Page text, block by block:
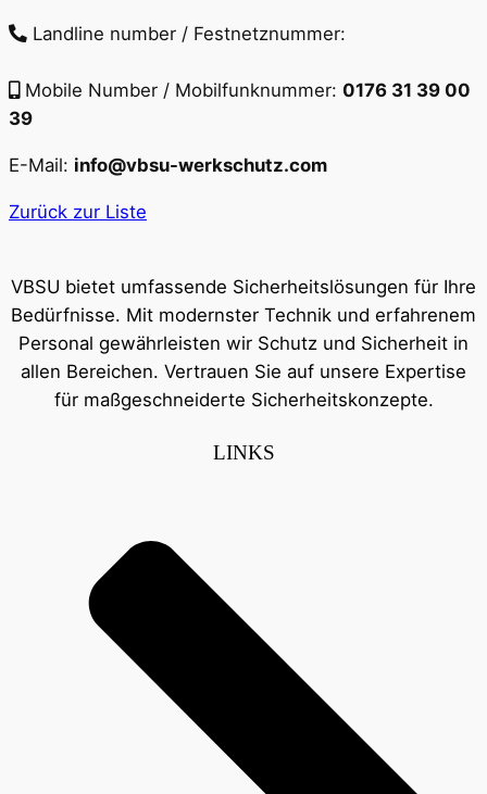
Landline number / Festnetznummer:
Mobile Number / Mobilfunknummer: 0176 31 39 00
39
E-Mail: info@vbsu-werkschutz.com
Zurück zur Liste
VBSU bietet umfassende Sicherheitslösungen für Ihre
Bedürfnisse. Mit modernster Technik und erfahrenem
Personal gewährleisten wir Schutz und Sicherheit in
allen Bereichen. Vertrauen Sie auf unsere Expertise
für maßgeschneiderte Sicherheitskonzepte.
LINKS